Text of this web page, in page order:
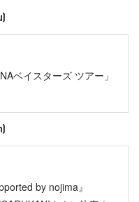
ベイスターズ ツアー」
by nojima』